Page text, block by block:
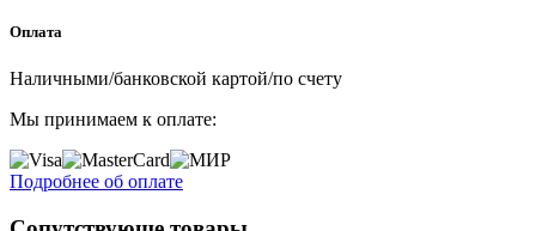
Оплата
Наличными/банковской картой/по счету
Мы принимаем к оплате:
Подробнее об оплате